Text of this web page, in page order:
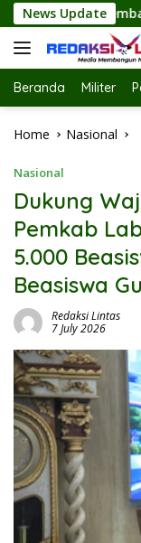
Skip
to
content
News Update
Bendera Merah
Beranda Militer
Home Nasional
Nasional
Dukung
Pemkab
5.000
Beasiswa
Redaksi Lintas
7 July 2026